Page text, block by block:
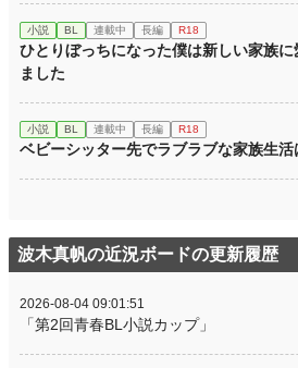
小説 BL 連載中 長編 R18
ひとりぼっちになった僕は新しい家族
ました
小説 BL 連載中 長編 R18
ベビーシッター先でラブラブな家族生活
波木真帆の近況ボードの更新履歴
2026-08-04 09:01:51
「第2回青春BL小説カップ」